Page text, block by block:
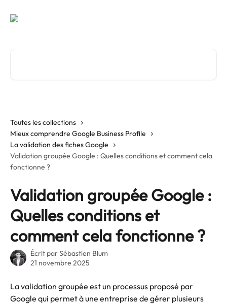
Toutes les collections
Mieux comprendre Google Business Profile
La validation des fiches Google
Validation groupée Google : Quelles conditions et comment cela
fonctionne ?
Validation groupée Google :
Quelles conditions et
comment cela fonctionne ?
Écrit parSébastien Blum
21 novembre 2025
La validation groupée est un processus proposé par
Google qui permet à une entreprise de gérer plusieurs